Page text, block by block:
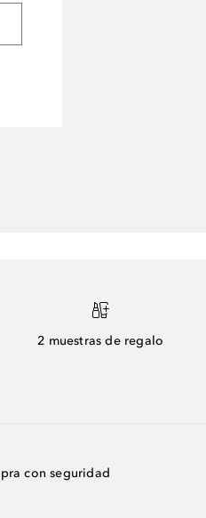
2 muestras de regalo
con seguridad